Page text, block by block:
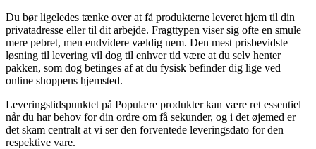
Du bør ligeledes tænke over at få produkterne leveret hjem til din
privatadresse eller til dit arbejde. Fragttypen viser sig ofte en smule
mere pebret, men endvidere vældig nem. Den mest prisbevidste
løsning til levering vil dog til enhver tid være at du selv henter
pakken, som dog betinges af at du fysisk befinder dig lige ved
online shoppens hjemsted.
Leveringstidspunktet på Populære produkter kan være ret essentiel
når du har behov for din ordre om få sekunder, og i det øjemed er
det skam centralt at vi ser den forventede leveringsdato for den
respektive vare.